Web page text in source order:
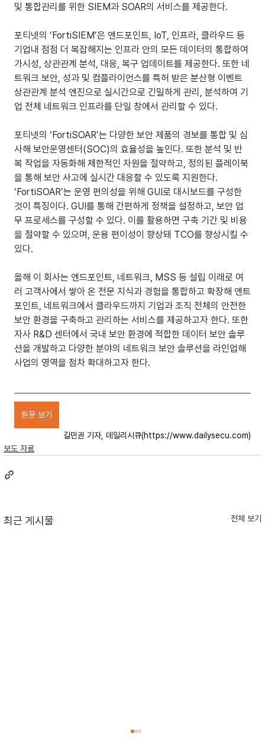
및 통합관리를 위한 SIEM과 SOAR의 서비스를 제공한다.
포티넷의 ‘FortiSIEM’은 엔드포인트, IoT, 인프라, 클라우드 등
기업내 점점 더 복잡해지는 인프라 안의 모든 데이터의 통합하여
가시성, 상관관계 분석, 대응, 복구 업데이트를 제공한다. 또한 네
트워크 보안, 성과 및 컴플라이언스를 특허 받은 분산형 이벤트
상관관계 분석 엔진으로 실시간으로 긴밀하게 관리, 분석하여 기
업 전체 네트워크 인프라를 단일 창에서 관리할 수 있다.
포티넷의 ‘FortiSOAR’는 다양한 보안 제품의 경보를 통합 및 심
사해 보안운영센터(SOC)의 효율성을 높인다. 또한 분석 및 반
복 작업을 자동화해 제한적인 자원을 절약하고, 정의된 플레이북
을 통해 보안 사고에 실시간 대응할 수 있도록 지원한다.
‘FortiSOAR’는 운영 편의성을 위해 GUI로 대시보드를 구성한
것이 특징이다. GUI를 통해 간편하게 정책을 설정하고, 보안 업
무 프로세스를 구성할 수 있다. 이를 활용하면 구축 기간 및 비용
을 절약할 수 있으며, 운용 편이성이 향상돼 TCO를 향상시킬 수
있다.
올해 이 회사는 엔드포인트, 네트워크, MSS 등 설립 이래로 여
러 고객사에서 쌓아 온 전문 지식과 경험을 통합하고 확장해 엔트
포인트, 네트워크에서 클라우드까지 기업과 조직 전체의 안전한
보안 환경을 구축하고 관리하는 서비스를 제공하고자 한다. 또한
자사 R&D 센터에서 국내 보안 환경에 적합한 데이터 보안 솔루
션을 개발하고 다양한 분야의 네트워크 보안 솔루션을 라인업해
사업의 영역을 점차 확대하고자 한다.
원문 보기
길민권 기자, 데일리시큐(https://www.dailysecu.com)
보도 자료
최근 게시물 전체 보기